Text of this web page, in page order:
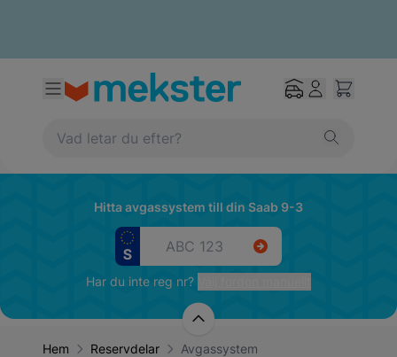
Hitta avgassystem till din Saab 9-3
Har du inte reg nr?
Hem Reservdelar Avgassystem